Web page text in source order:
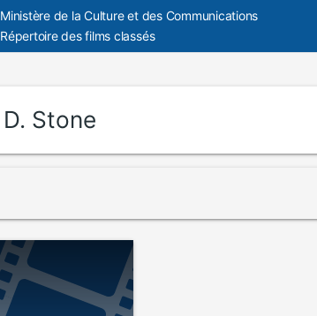
Ministère de la Culture et des Communications
Répertoire des films classés
D. Stone